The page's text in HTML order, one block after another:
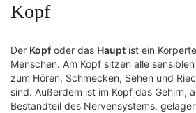
Kopf
Der Kopf oder das Haupt ist ein
Menschen. Am Kopf sitzen alle
zum Hören, Schmecken, Sehen und
sind. Außerdem ist im Kopf das Gehirn,
Bestandteil des Nervensystems,